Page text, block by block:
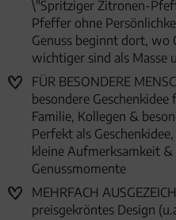
\"Spritziger Zitronen-
Pfeffer ohne
Genuss beginnt dort,
wichtiger sind als Masse
FÜR BESONDERE
besondere
Familie, Kollegen &
Perfekt als
kleine Aufmerksamkeit
Genussmomente
MEHRFACH
preisgekröntes Design